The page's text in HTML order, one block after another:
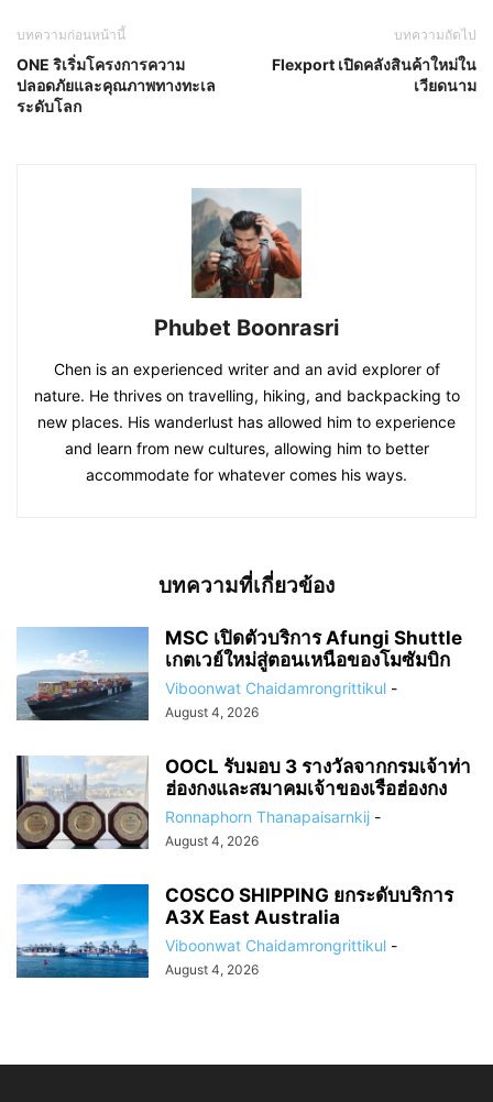
บทความก่อนหน้านี้
ONE ริเริ่มโครงการความ
ปลอดภัยและคุณภาพทางทะเล
ระดับโลก
บทความถัดไป
Flexport เปิดคลังสินค้าใหม่ใน
เวียดนาม
Phubet Boonrasri
Chen is an experienced writer and an avid explorer of
nature. He thrives on travelling, hiking, and backpacking to
new places. His wanderlust has allowed him to experience
and learn from new cultures, allowing him to better
accommodate for whatever comes his ways.
บทความที่เกี่ยวข้อง
MSC เปิดตัวบริการ Afungi Shuttle
เกตเวย์ใหม่สู่ตอนเหนือของโมซัมบิก
Viboonwat Chaidamrongrittikul -
August 4, 2026
OOCL รับมอบ 3 รางวัลจากกรมเจ้าท่า
ฮ่องกงและสมาคมเจ้าของเรือฮ่องกง
Ronnaphorn Thanapaisarnkij -
August 4, 2026
COSCO SHIPPING ยกระดับบริการ
A3X East Australia
Viboonwat Chaidamrongrittikul -
August 4, 2026